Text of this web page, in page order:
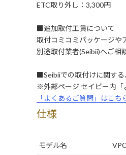
ETC取り外し：3,300円
■追加取付工賃について
取付コミコミパッケージや
別途取付業者(Seibii)へご相
■Seibiiでの取付けに関す
※外部ページ セイビー内「
「よくあるご質問」はこち
仕様
モデル名